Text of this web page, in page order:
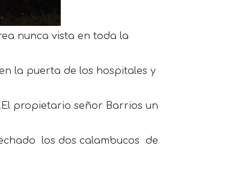
nunca vista en toda la
la puerta de los hospitales y
propietario señor Barrios un
los dos calambucos de